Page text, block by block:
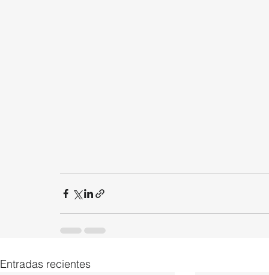
Entradas recientes